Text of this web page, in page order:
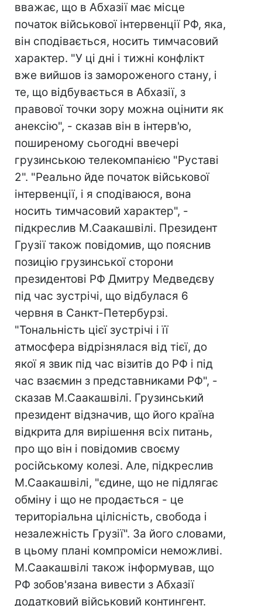
вважає, що в Абхазії має місце
початок військової інтервенції РФ, яка,
він сподівається, носить тимчасовий
характер. "У ці дні і тижні конфлікт
вже вийшов із замороженого стану, і
те, що відбувається в Абхазії, з
правової точки зору можна оцінити як
анексію", - сказав він в інтерв'ю,
поширеному сьогодні ввечері
грузинською телекомпанією "Руставі
2". "Реально йде початок військової
інтервенції, і я сподіваюся, вона
носить тимчасовий характер", -
підкреслив М.Саакашвілі. Президент
Грузії також повідомив, що пояснив
позицію грузинської сторони
президентові РФ Дмитру Медведєву
під час зустрічі, що відбулася 6
червня в Санкт-Петербурзі.
"Тональність цієї зустрічі і її
атмосфера відрізнялася від тієї, до
якої я звик під час візитів до РФ і під
час взаємин з представниками РФ", -
сказав М.Саакашвілі. Грузинський
президент відзначив, що його країна
відкрита для вирішення всіх питань,
про що він і повідомив своєму
російському колезі. Але, підкреслив
М.Саакашвілі, "єдине, що не підлягає
обміну і що не продається - це
територіальна цілісність, свобода і
незалежність Грузії". За його словами,
в цьому плані компроміси неможливі.
М.Саакашвілі також інформував, що
РФ зобов'язана вивести з Абхазії
додатковий військовий контингент.